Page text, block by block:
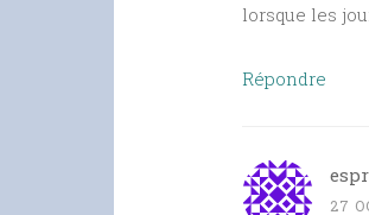
lorsque les
Répondre
27